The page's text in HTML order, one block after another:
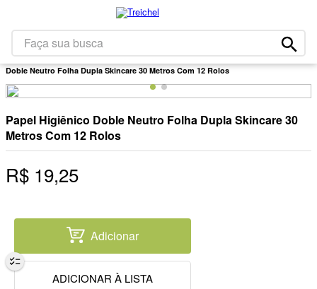
Faça sua busca
Papel Higiênico
Doble Neutro Folha Dupla Skincare 30 Metros Com 12 Rolos
Papel Higiênico Doble Neutro Folha Dupla Skincare 30
Metros Com 12 Rolos
R$ 19,25
Adicionar
2º leite
3º papel higiênico
6º bolacha
7º chocolate
8º massa
detergente